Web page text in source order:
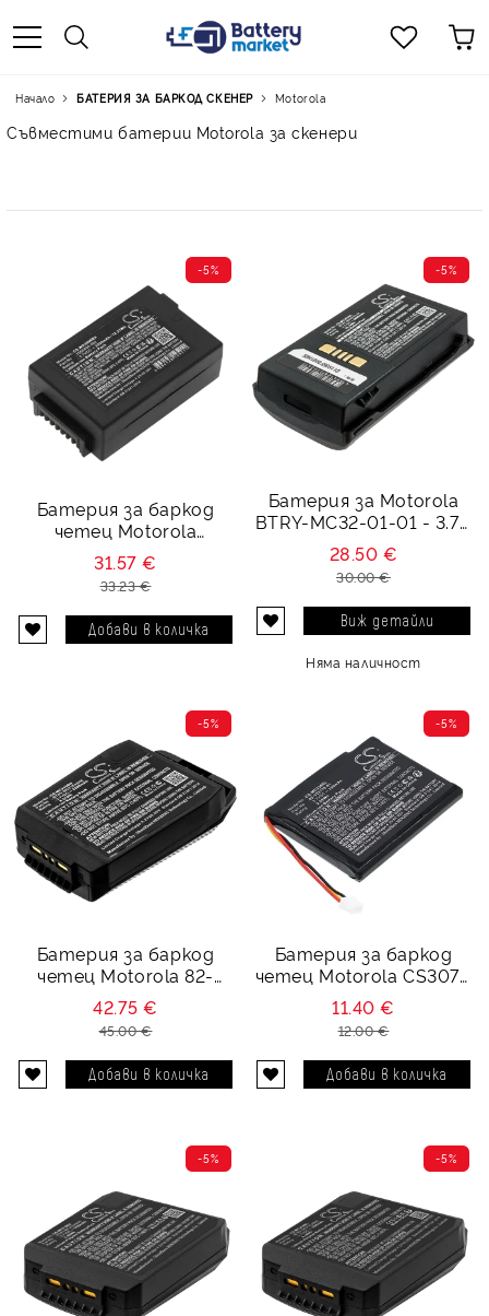
Начало БАТЕРИЯ ЗА БАРКОД СКЕНЕР Motorola
Съвместими батерии Motorola за скенери
Батерия за баркод
четец Motorola
WorkAbout Pro G1 G2 G3
G4 - 3.7V 3300 mAh
-5%
31.57 €
33.23 €
Батерия за Motorola
BTRY-MC32-01-01 - 3.7V
6800 mAh
-5%
28.50 €
30.00 €
Виж детайли
Няма наличност
Батерия за баркод
четец Motorola 82-
105612-01 - 3.7V 2300
mAh
-5%
42.75 €
45.00 €
Батерия за баркод
четец Motorola CS3070
CS3300 - 3.7V 700 mAh
-5%
11.40 €
12.00 €
-5% -5%